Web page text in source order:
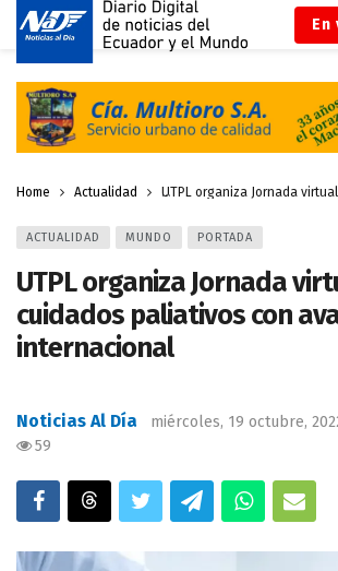
En
Home Actualidad UTPL organiza Jornada
ACTUALIDAD MUNDO PORTADA
UTPL organiza Jornada
cuidados paliativos con
internacional
Noticias Al Día miércoles, 19 octubre,
59